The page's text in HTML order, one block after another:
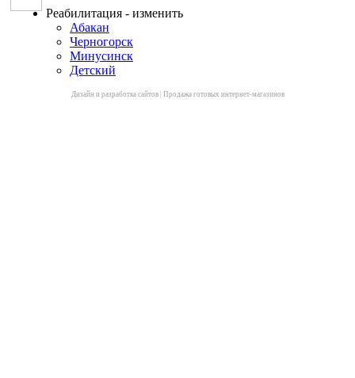
Реабилитация - изменить
Абакан
Черногорск
Минусинск
Детский
Дизайн и разработка сайтов| Продажа готовых интернет-магазинов